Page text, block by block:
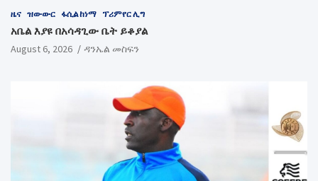
ዜና ዝውውር ፋሲል ከነማ ፕሪምየር ሊግ
አቤል እያዩ በአሳዳጊው ቤት ይቆያል
August 6, 2026 ዳንኤል መስፍን